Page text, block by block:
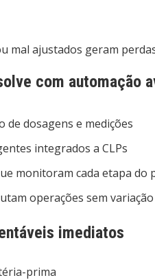
mal ajustados geram
com automação
de dosagens e medições
integrados a CLPs
monitoram cada etapa do
operações sem variação
imediatos
prima